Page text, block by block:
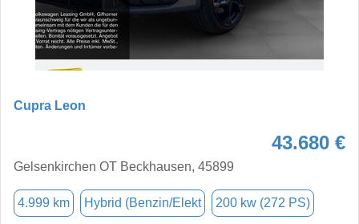
Cupra Leon
43.680 €
Gelsenkirchen OT Beckhausen, 45899
4.999 km Hybrid (Benzin/Elekt 200 kw (272 PS)